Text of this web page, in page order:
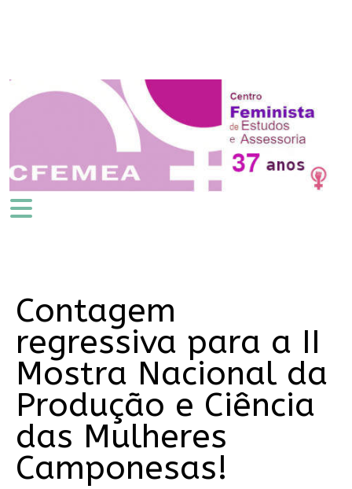
Contagem
regressiva para a II
Mostra Nacional da
Produção e Ciência
das Mulheres
Camponesas!